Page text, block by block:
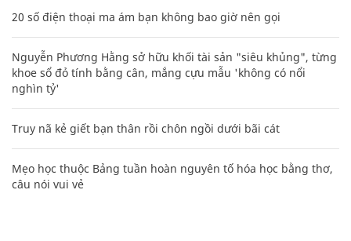
20 số điện thoại ma ám bạn không bao giờ nên gọi
Nguyễn Phương Hằng sở hữu khối tài sản "siêu khủng", từng
khoe sổ đỏ tính bằng cân, mắng cựu mẫu 'không có nổi
nghìn tỷ'
Truy nã kẻ giết bạn thân rồi chôn ngồi dưới bãi cát
Mẹo học thuộc Bảng tuần hoàn nguyên tố hóa học bằng thơ,
câu nói vui vẻ